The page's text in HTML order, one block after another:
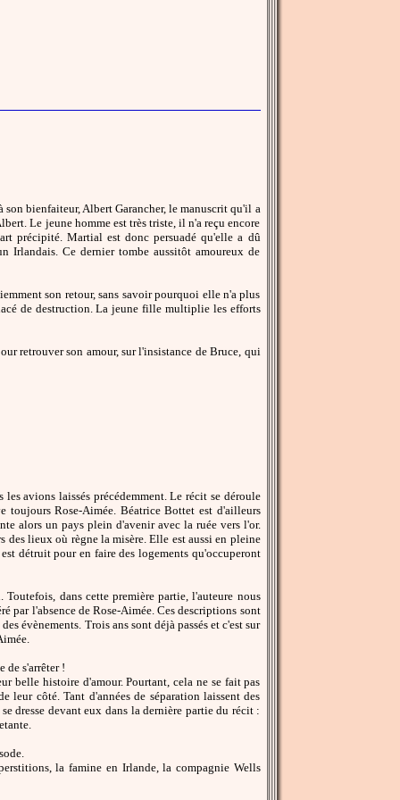
bienfaiteur, Albert Garancher, le manuscrit qu'il a
Le jeune homme est très triste, il n'a reçu encore
précipité. Martial est donc persuadé qu'elle a dû
Irlandais. Ce dernier tombe aussitôt amoureux de
son retour, sans savoir pourquoi elle n'a plus
de destruction. La jeune fille multiplie les efforts
retrouver son amour, sur l'insistance de Bruce, qui
avions laissés précédemment. Le récit se déroule
Rose-Aimée. Béatrice Bottet est d'ailleurs
alors un pays plein d'avenir avec la ruée vers l'or.
des lieux où règne la misère. Elle est aussi en pleine
détruit pour en faire des logements qu'occuperont
dans cette première partie, l'auteure nous
par l'absence de Rose-Aimée. Ces descriptions sont
évènements. Trois ans sont déjà passés et c'est sur
de s'arrêter !
belle histoire d'amour. Pourtant, cela ne se fait pas
leur côté. Tant d'années de séparation laissent des
dresse devant eux dans la dernière partie du récit :
la famine en Irlande, la compagnie Wells